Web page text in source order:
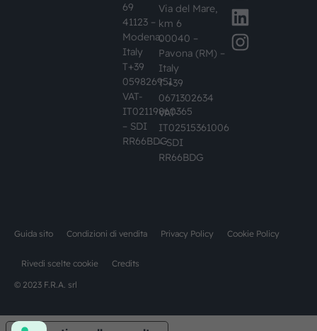
69
41123 –
Modena,
Italy
T+39
059826951
VAT-
IT02119860365
– SDI
RR66BDG
Via del Mare,
km 6
00040 –
Pavona (RM) –
Italy
T +39
0671302634
VAT-
IT02515361006
– SDI
RR66BDG
© 2023 F.R.A. srl
Guida sito Condizioni di vendita Privacy Policy Cookie Policy
Rivedi scelte cookie Credits